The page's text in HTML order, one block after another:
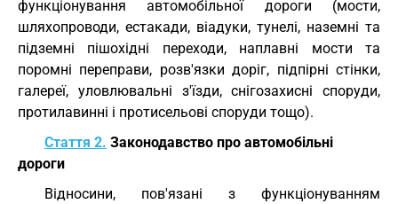
функціонування автомобільної дороги (мости,
шляхопроводи, естакади, віадуки, тунелі, наземні та
підземні пішохідні переходи, наплавні мости та
поромні переправи, розв'язки доріг, підпірні стінки,
галереї, уловлювальні з'їзди, снігозахисні споруди,
протилавинні і протисельові споруди тощо).
Стаття 2. Законодавство про автомобільні
дороги
Відносини, пов'язані з функціонуванням